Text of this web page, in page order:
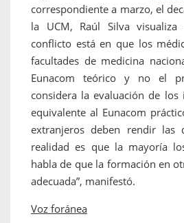
correspondiente a marzo, el
la UCM, Raúl Silva
conflicto está en que los
facultades de medicina
Eunacom teórico y no el
considera la evaluación de
equivalente al Eunacom
extranjeros deben rendir las
realidad es que la mayoría
habla de que la formación en
adecuada”, manifestó.
Voz foránea